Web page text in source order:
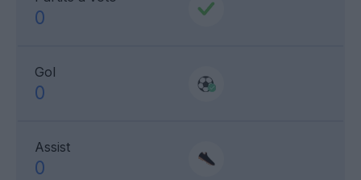
0
Gol
0
Assist
0